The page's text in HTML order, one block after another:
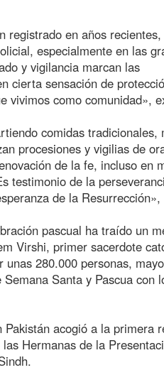
registrado en años recientes,
especialmente en las
y vigilancia marcan las
cierta sensación de
vivimos como comunidad»,
comidas
procesiones y vigilias de
de la fe, incluso en
testimonio de la
de la
pascual ha traído un
Virshi, primer sacerdote
280.000 personas,
Santa y Pascua con
acogió a la primera
Hermanas de la